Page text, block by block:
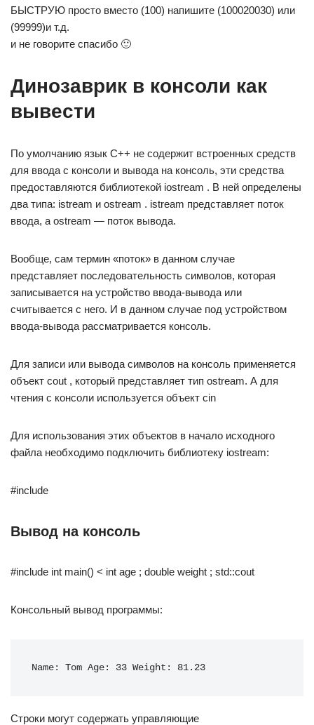
БЫСТРУЮ просто вместо (100) напишите (100020030) или
(99999)и т.д.
и не говорите спасибо 🙂
Динозаврик в консоли как
вывести
По умолчанию язык C++ не содержит встроенных средств
для ввода с консоли и вывода на консоль, эти средства
предоставляются библиотекой iostream . В ней определены
два типа: istream и ostream . istream представляет поток
ввода, а ostream — поток вывода.
Вообще, сам термин «поток» в данном случае
представляет последовательность символов, которая
записывается на устройство ввода-вывода или
считывается с него. И в данном случае под устройством
ввода-вывода рассматривается консоль.
Для записи или вывода символов на консоль применяется
объект cout , который представляет тип ostream. А для
чтения с консоли используется объект cin
Для использования этих объектов в начало исходного
файла необходимо подключить библиотеку iostream:
#include
Вывод на консоль
#include int main() < int age ; double weight ; std::cout
Консольный вывод программы:
Name: Tom Age: 33 Weight: 81.23
Строки могут содержать управляющие